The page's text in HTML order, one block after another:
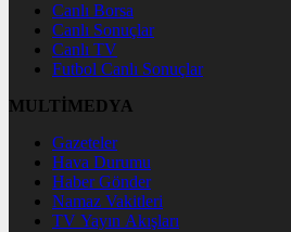
Canlı Borsa
Canlı Sonuçlar
Canlı TV
Futbol Canlı Sonuçlar
MULTİMEDYA
Gazeteler
Hava Durumu
Haber Gönder
Namaz Vakitleri
TV Yayın Akışları